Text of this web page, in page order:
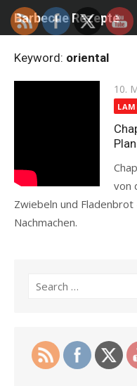
Skip
Barbecue Rezepte
Keyword: oriental
on
10.
von
Zwiebeln und
Nachmachen.
Search